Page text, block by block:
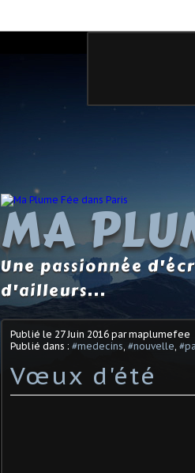
MA
Une passionnée
d'ailleurs...
Publié le 27 Juin 2016 par maplumefee
Publié dans : #medecins #nouvelle
Vœux d'été